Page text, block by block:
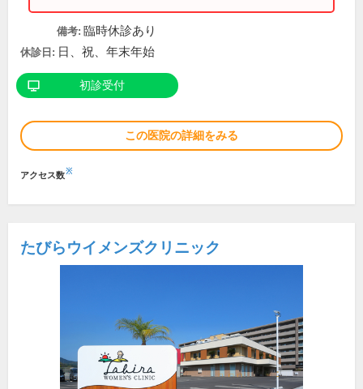
備考: 臨時休診あり
休診日: 日、祝、年末年始
初診受付
この医院の詳細をみる
アクセス数※
たびらウイメンズクリニック